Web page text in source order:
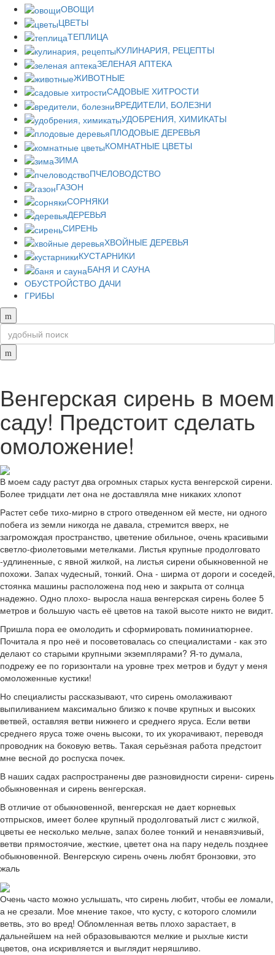
ОВОЩИ
ЦВЕТЫ
ТЕПЛИЦА
КУЛИНАРИЯ, РЕЦЕПТЫ
ЗЕЛЕНАЯ АПТЕКА
ЖИВОТНЫЕ
САДОВЫЕ ХИТРОСТИ
ВРЕДИТЕЛИ, БОЛЕЗНИ
УДОБРЕНИЯ, ХИМИКАТЫ
ПЛОДОВЫЕ ДЕРЕВЬЯ
КОМНАТНЫЕ ЦВЕТЫ
ЗИМА
ПЧЕЛОВОДСТВО
ГАЗОН
СОРНЯКИ
ДЕРЕВЬЯ
СИРЕНЬ
ХВОЙНЫЕ ДЕРЕВЬЯ
КУСТАРНИКИ
БАНЯ И САУНА
ОБУСТРОЙСТВО ДАЧИ
ГРИБЫ
Венгерская сирень в моем
саду! Предстоит сделать
омоложение!
В моем саду растут два огромных старых куста венгерской сирени.
Более тридцати лет она не доставляла мне никаких хлопот
Растет себе тихо-мирно в строго отведенном ей месте, ни одного
побега из земли никогда не давала, стремится вверх, не
загромождая пространство, цветение обильное, очень красивыми
светло-фиолетовыми метелками. Листья крупные продолговато
-удлиненные, с явной жилкой, на листья сирени обыкновенной не
похожи. Запах чудесный, тонкий. Она - ширма от дороги и соседей,
стоянка машины расположена под нею и закрыта от солнца
надежно. Одно плохо- выросла наша венгерская сирень более 5
метров и большую часть её цветов на такой высоте никто не видит.
Пришла пора ее омолодить и сформировать поминиатюрнее.
Почитала я про неё и посоветовалась со специалистами - как это
делают со старыми крупными экземплярами? Я-то думала,
подрежу ее по горизонтали на уровне трех метров и будут у меня
омоложенные кустики!
Но специалисты рассказывают, что сирень омолаживают
выпиливанием максимально близко к почве крупных и высоких
ветвей, оставляя ветви нижнего и среднего яруса. Если ветви
среднего яруса тоже очень высоки, то их укорачивают, переводя
проводник на боковую ветвь. Такая серьёзная работа предстоит
мне весной до роспуска почек.
В наших садах распространены две разновидности сирени- сирень
обыкновенная и сирень венгерская.
В отличие от обыкновенной, венгерская не дает корневых
отпрысков, имеет более крупный продолговатый лист с жилкой,
цветы ее несколько мельче, запах более тонкий и ненавязчивый,
ветви прямостоячие, жесткие, цветет она на пару недель позднее
обыкновенной. Венгерскую сирень очень любят бронзовки, это
жаль
Очень часто можно услышать, что сирень любит, чтобы ее ломали,
а не срезали. Мое мнение такое, что кусту, с которого сломили
ветвь, это во вред! Обломленная ветвь плохо зарастает, в
дальнейшем на ней образовываются мелкие и рыхлые кисти
цветов, она искривляется и выглядит неряшливо.